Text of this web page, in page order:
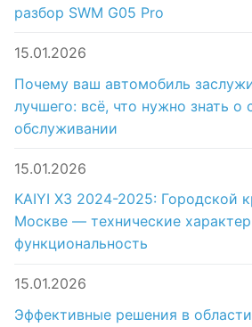
разбор SWM G05 Pro
15.01.2026
Почему ваш автомобиль
лучшего: всё, что нужно знать о
обслуживании
15.01.2026
KAIYI X3 2024-2025: Городской
Москве — технические
функциональность
15.01.2026
Эффективные решения в